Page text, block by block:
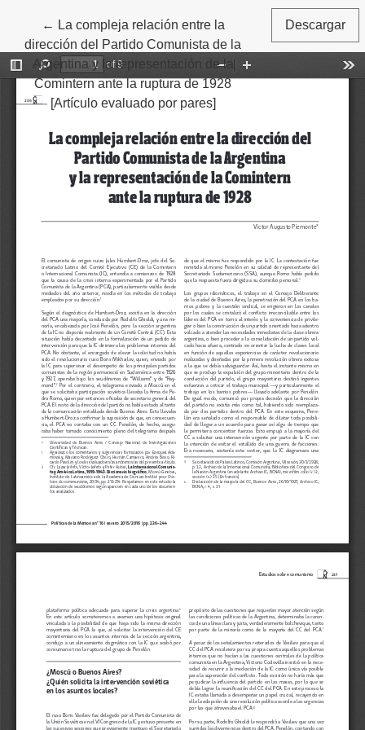
← Volver a los detalles del artículo
La compleja relación entre la
dirección del Partido Comunista de la
Argentina y la representación de la
Comintern ante la ruptura de 1928
[Artículo evaluado por pares]
Descargar